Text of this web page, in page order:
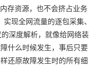
存资源，也不会挤占业务
现全网流量的逐包采集、
深度解析，就像给网络装
什么时候发生，事后只要
还原故障发生时的所有细